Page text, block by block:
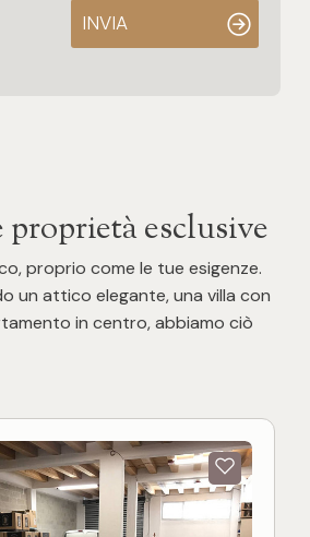
INVIA
esclusive
proprio come le tue esigenze.
un attico elegante, una villa con
in centro, abbiamo ciò